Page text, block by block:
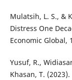
Mulatsih, L. S., &
Distress One
Economic Global,
Yusuf, R.,
Khasan, T.